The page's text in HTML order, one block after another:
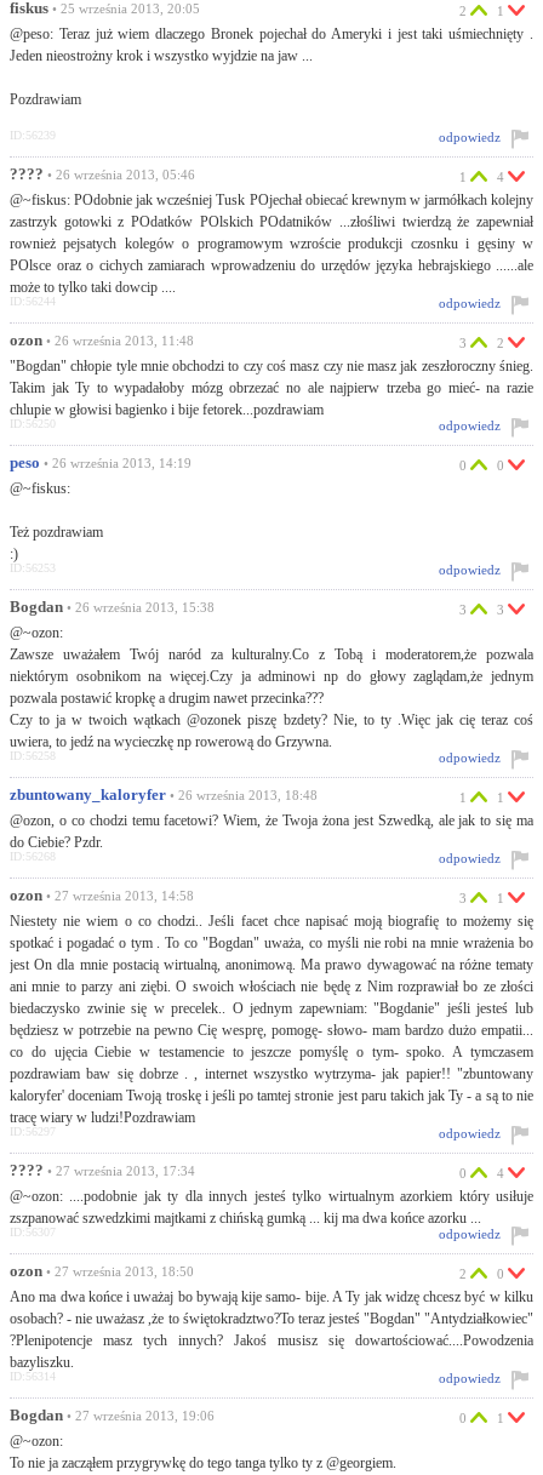
fiskus • 25 września 2013, 20:05
@peso: Teraz już wiem dlaczego Bronek pojechał do Ameryki i jest taki uśmiechnięty .
Jeden nieostrożny krok i wszystko wyjdzie na jaw ...
Pozdrawiam
2 1
odpowiedz
ID:56239
???? • 26 września 2013, 05:46
@~fiskus: POdobnie jak wcześniej Tusk POjechał obiecać krewnym w jarmółkach kolejny
zastrzyk gotowki z POdatków POlskich POdatników ...złośliwi twierdzą że zapewniał
rownież pejsatych kolegów o programowym wzroście produkcji czosnku i gęsiny w
POlsce oraz o cichych zamiarach wprowadzeniu do urzędów języka hebrajskiego ......ale
może to tylko taki dowcip ....
1 4
odpowiedz
ID:56244
ozon • 26 września 2013, 11:48
"Bogdan" chłopie tyle mnie obchodzi to czy coś masz czy nie masz jak zeszłoroczny śnieg.
Takim jak Ty to wypadałoby mózg obrzezać no ale najpierw trzeba go mieć- na razie
chlupie w głowisi bagienko i bije fetorek...pozdrawiam
3 2
odpowiedz
ID:56250
peso • 26 września 2013, 14:19
@~fiskus:
Też pozdrawiam
:)
0 0
odpowiedz
ID:56253
Bogdan • 26 września 2013, 15:38
@~ozon:
Zawsze uważałem Twój naród za kulturalny.Co z Tobą i moderatorem,że pozwala
niektórym osobnikom na więcej.Czy ja adminowi np do głowy zaglądam,że jednym
pozwala postawić kropkę a drugim nawet przecinka???
Czy to ja w twoich wątkach @ozonek piszę bzdety? Nie, to ty .Więc jak cię teraz coś
uwiera, to jedź na wycieczkę np rowerową do Grzywna.
3 3
odpowiedz
ID:56258
zbuntowany_kaloryfer • 26 września 2013, 18:48
@ozon, o co chodzi temu facetowi? Wiem, że Twoja żona jest Szwedką, ale jak to się ma
do Ciebie? Pzdr.
1 1
odpowiedz
ID:56268
ozon • 27 września 2013, 14:58
Niestety nie wiem o co chodzi.. Jeśli facet chce napisać moją biografię to możemy się
spotkać i pogadać o tym . To co "Bogdan" uważa, co myśli nie robi na mnie wrażenia bo
jest On dla mnie postacią wirtualną, anonimową. Ma prawo dywagować na różne tematy
ani mnie to parzy ani ziębi. O swoich włościach nie będę z Nim rozprawiał bo ze złości
biedaczysko zwinie się w precelek.. O jednym zapewniam: "Bogdanie" jeśli jesteś lub
będziesz w potrzebie na pewno Cię wesprę, pomogę- słowo- mam bardzo dużo empatii...
co do ujęcia Ciebie w testamencie to jeszcze pomyślę o tym- spoko. A tymczasem
pozdrawiam baw się dobrze . , internet wszystko wytrzyma- jak papier!! "zbuntowany
kaloryfer' doceniam Twoją troskę i jeśli po tamtej stronie jest paru takich jak Ty - a są to nie
tracę wiary w ludzi!Pozdrawiam
3 1
odpowiedz
ID:56297
???? • 27 września 2013, 17:34
@~ozon: ....podobnie jak ty dla innych jesteś tylko wirtualnym azorkiem który usiłuje
zszpanować szwedzkimi majtkami z chińską gumką ... kij ma dwa końce azorku ...
0 4
odpowiedz
ID:56307
ozon • 27 września 2013, 18:50
Ano ma dwa końce i uważaj bo bywają kije samo- bije. A Ty jak widzę chcesz być w kilku
osobach? - nie uważasz ,że to świętokradztwo?To teraz jesteś "Bogdan" "Antydziałkowiec"
?Plenipotencje masz tych innych? Jakoś musisz się dowartościować....Powodzenia
bazyliszku.
2 0
odpowiedz
ID:56314
Bogdan • 27 września 2013, 19:06
@~ozon:
To nie ja zacząłem przygrywkę do tego tanga tylko ty z @georgiem.
0 1